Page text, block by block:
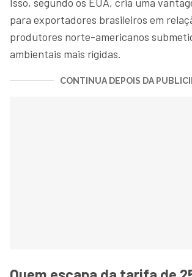
para exportadores brasileiros em
produtores norte-americanos
ambientais mais rígidas.
CONTINUA DEPOIS DA